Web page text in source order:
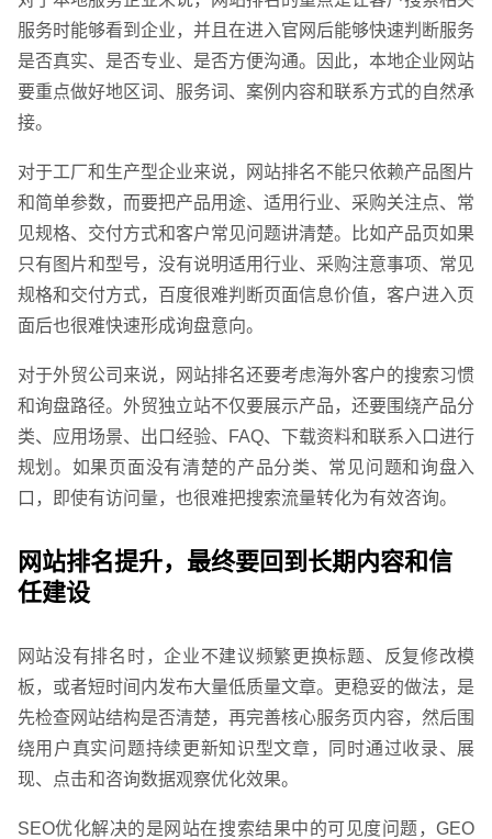
服务时能够看到企业，并且在进入官网后能够快速判断服务
是否真实、是否专业、是否方便沟通。因此，本地企业网站
要重点做好地区词、服务词、案例内容和联系方式的自然承
接。
对于工厂和生产型企业来说，网站排名不能只依赖产品图片
和简单参数，而要把产品用途、适用行业、采购关注点、常
见规格、交付方式和客户常见问题讲清楚。比如产品页如果
只有图片和型号，没有说明适用行业、采购注意事项、常见
规格和交付方式，百度很难判断页面信息价值，客户进入页
面后也很难快速形成询盘意向。
对于外贸公司来说，网站排名还要考虑海外客户的搜索习惯
和询盘路径。外贸独立站不仅要展示产品，还要围绕产品分
类、应用场景、出口经验、FAQ、下载资料和联系入口进行
规划。如果页面没有清楚的产品分类、常见问题和询盘入
口，即使有访问量，也很难把搜索流量转化为有效咨询。
网站排名提升，最终要回到长期内容和信
任建设
网站没有排名时，企业不建议频繁更换标题、反复修改模
板，或者短时间内发布大量低质量文章。更稳妥的做法，是
先检查网站结构是否清楚，再完善核心服务页内容，然后围
绕用户真实问题持续更新知识型文章，同时通过收录、展
现、点击和咨询数据观察优化效果。
SEO优化解决的是网站在搜索结果中的可见度问题，GEO
英文及多语言网站建设 · 微信小程序开发